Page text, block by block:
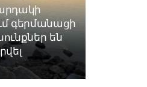
գերմանացի
են